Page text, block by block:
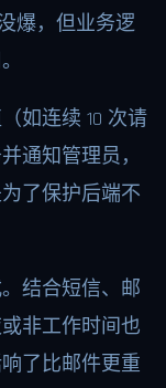
爆，但业务逻
如连续 10 次请
通知管理员，
了保护后端不
结合短信、邮
非工作时间也
了比邮件更重